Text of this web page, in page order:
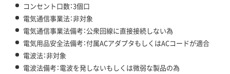
コンセント口数：3個口
電気通信事業法：非対象
電気通信事業法備考：公衆回線に直接接続しない為
電気用品安全法備考：付属ACアダプタもしくはACコードが適合
電波法：非対象
電波法備考：電波を発しないもしくは微弱な製品の為